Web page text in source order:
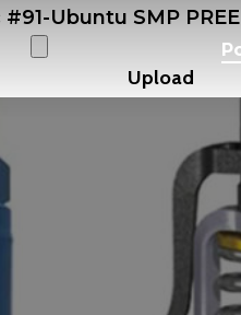
Ubuntu SMP